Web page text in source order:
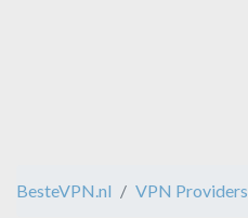
BesteVPN.nl VPN Providers